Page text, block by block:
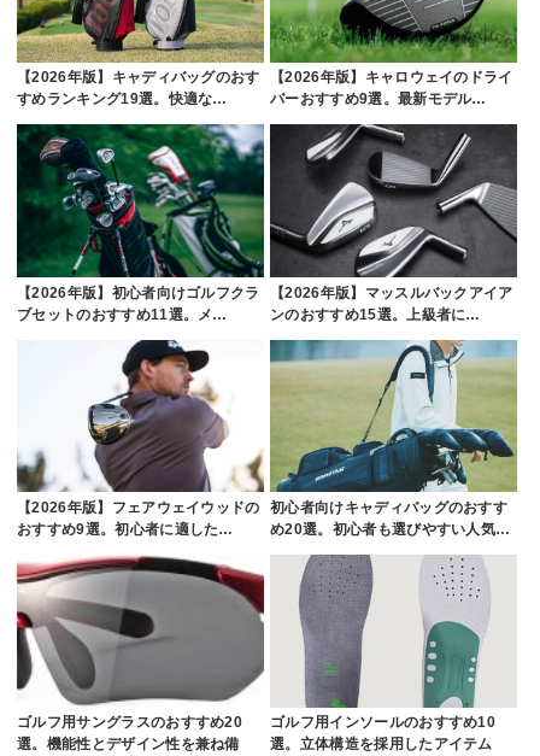
【2026年版】キャディバッグのおす
すめランキング19選。快適な…
【2026年版】キャロウェイのドライ
バーおすすめ9選。最新モデル…
【2026年版】初心者向けゴルフクラ
ブセットのおすすめ11選。メ…
【2026年版】マッスルバックアイア
ンのおすすめ15選。上級者に…
【2026年版】フェアウェイウッドの
おすすめ9選。初心者に適した…
初心者向けキャディバッグのおすす
め20選。初心者も選びやすい人気…
ゴルフ用サングラスのおすすめ20
選。機能性とデザイン性を兼ね備
ゴルフ用インソールのおすすめ10
選。立体構造を採用したアイテム